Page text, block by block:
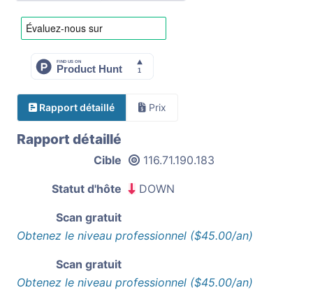
Rapport détaillé Prix
Rapport détaillé
Cible 116.71.190.183
Statut d'hôte DOWN
Scan gratuit
Obtenez le niveau professionnel ($45.00/an)
Scan gratuit
Obtenez le niveau professionnel ($45.00/an)